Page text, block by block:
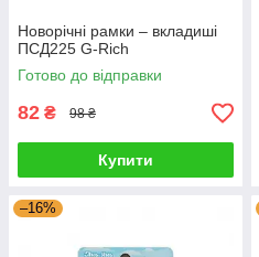
Новорічні рамки – вкладиші
ПСД225 G-Rich
Готово до відправки
82 ₴ 98 ₴
Купити
–16%